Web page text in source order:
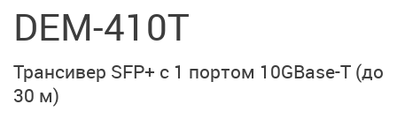
DEM-410T
Трансивер SFP+ с 1 портом 10GBase-T (до
30 м)